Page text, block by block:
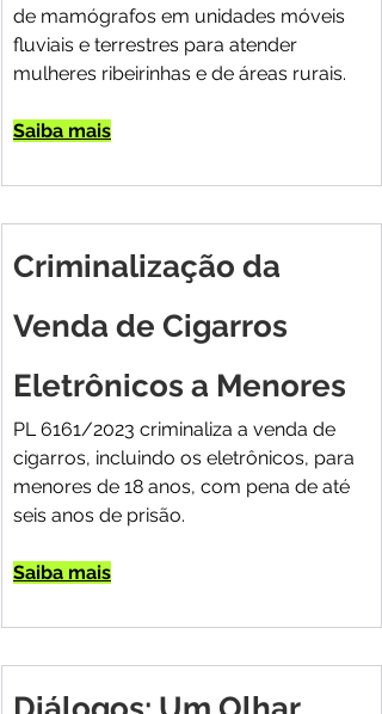
de mamógrafos em unidades móveis
fluviais e terrestres para atender
mulheres ribeirinhas e de áreas rurais.
Saiba mais
Criminalização da
Venda de Cigarros
Eletrônicos a Menores
PL 6161/2023 criminaliza a venda de
cigarros, incluindo os eletrônicos, para
menores de 18 anos, com pena de até
seis anos de prisão.
Saiba mais